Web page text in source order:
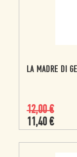
LA MADRE DI
12,00€
11,40 €